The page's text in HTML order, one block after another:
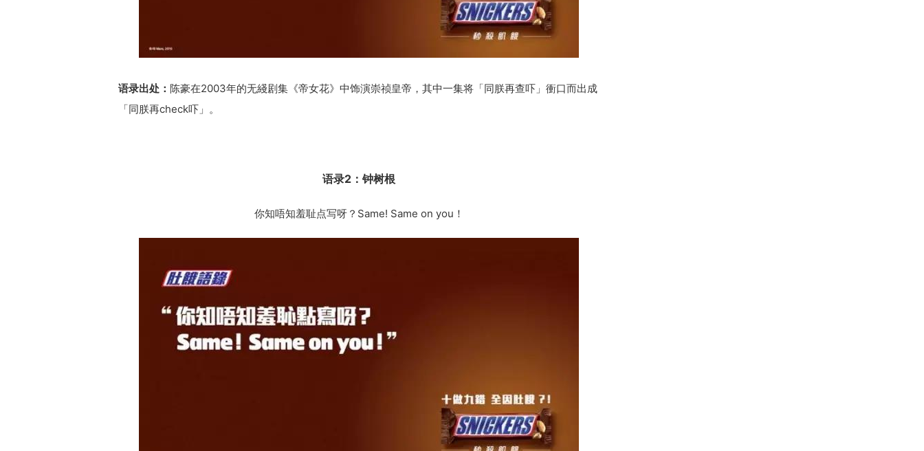
语录出处： 陈豪在2003年的无綫剧集《帝女花》中饰演崇祯皇帝，其中一集将「同朕再查吓」衝口而出成
「同朕再check吓」。
语录2：钟树根
你知唔知羞耻点写呀？Same! Same on you！